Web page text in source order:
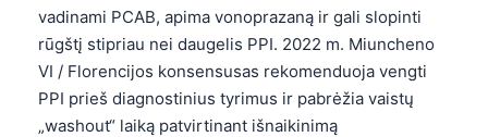
vadinami PCAB, apima vonoprazaną ir gali slopinti
rūgštį stipriau nei daugelis PPI. 2022 m. Miuncheno
VI / Florencijos konsensusas rekomenduoja vengti
PPI prieš diagnostinius tyrimus ir pabrėžia vaistų
„washout“ laiką patvirtinant išnaikinimą